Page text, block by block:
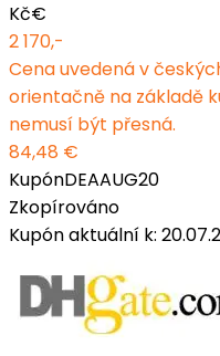
Kč€
2 170,-
Cena uvedená v
orientačně na základě
nemusí být přesná.
84,48 €
KupónDEAAUG20
Zkopírováno
Kupón aktuální k: